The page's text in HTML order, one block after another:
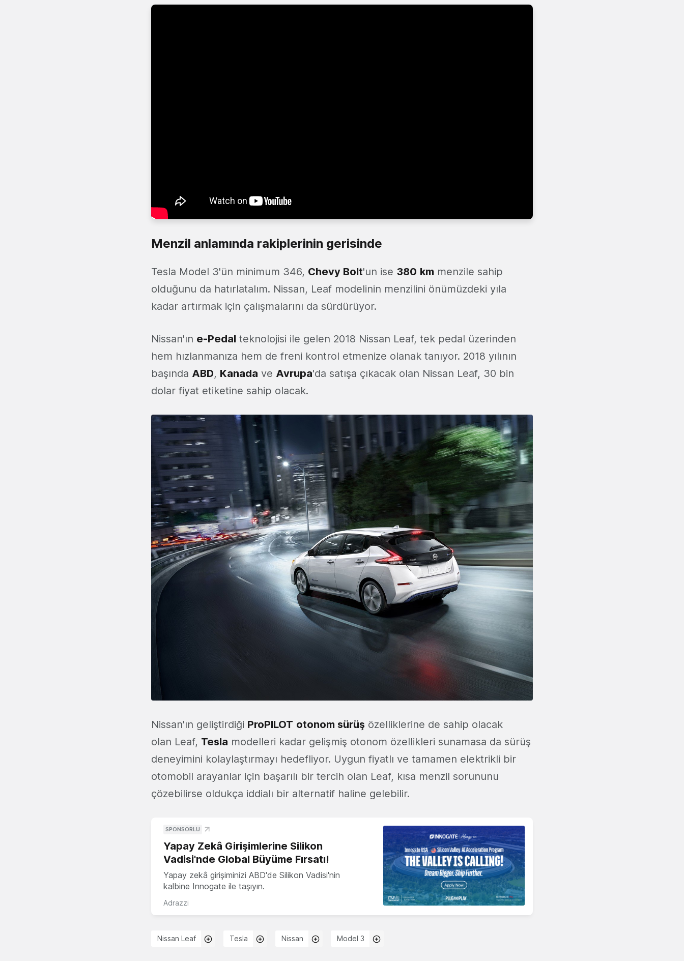
Menzil anlamında rakiplerinin gerisinde
Tesla Model 3'ün minimum 346, Chevy Bolt'un ise 380 km menzile sahip
olduğunu da hatırlatalım. Nissan, Leaf modelinin menzilini önümüzdeki yıla
kadar artırmak için çalışmalarını da sürdürüyor.
Nissan'ın e-Pedal teknolojisi ile gelen 2018 Nissan Leaf, tek pedal üzerinden
hem hızlanmanıza hem de freni kontrol etmenize olanak tanıyor. 2018 yılının
başında ABD, Kanada ve Avrupa'da satışa çıkacak olan Nissan Leaf, 30 bin
dolar fiyat etiketine sahip olacak.
Nissan'ın geliştirdiği ProPILOT otonom sürüş özelliklerine de sahip olacak
olan Leaf, Tesla modelleri kadar gelişmiş otonom özellikleri sunamasa da sürüş
deneyimini kolaylaştırmayı hedefliyor. Uygun fiyatlı ve tamamen elektrikli bir
otomobil arayanlar için başarılı bir tercih olan Leaf, kısa menzil sorununu
çözebilirse oldukça iddialı bir alternatif haline gelebilir.
SPONSORLU
Yapay Zekâ Girişimlerine Silikon
Vadisi'nde Global Büyüme Fırsatı!
Yapay zekâ girişiminizi ABD'de Silikon Vadisi'nin
kalbine Innogate ile taşıyın.
Adrazzi
Nissan Leaf Tesla Nissan Model 3